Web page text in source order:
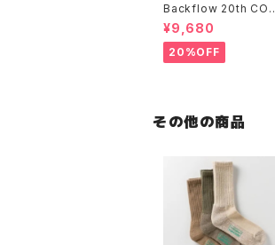
Backflow 20th COL
LEGE COACH JACK
ET
¥9,680
20%OFF
その他の商品